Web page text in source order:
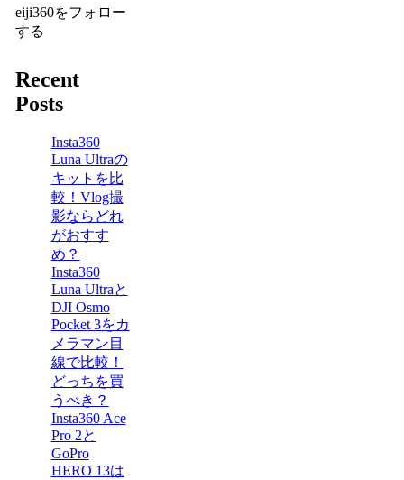
eiji360をフォロー
する
Recent
Posts
Insta360
Luna Ultraの
キットを比
較！Vlog撮
影ならどれ
がおすす
め？
Insta360
Luna Ultraと
DJI Osmo
Pocket 3をカ
メラマン目
線で比較！
どっちを買
うべき？
Insta360 Ace
Pro 2と
GoPro
HERO 13は